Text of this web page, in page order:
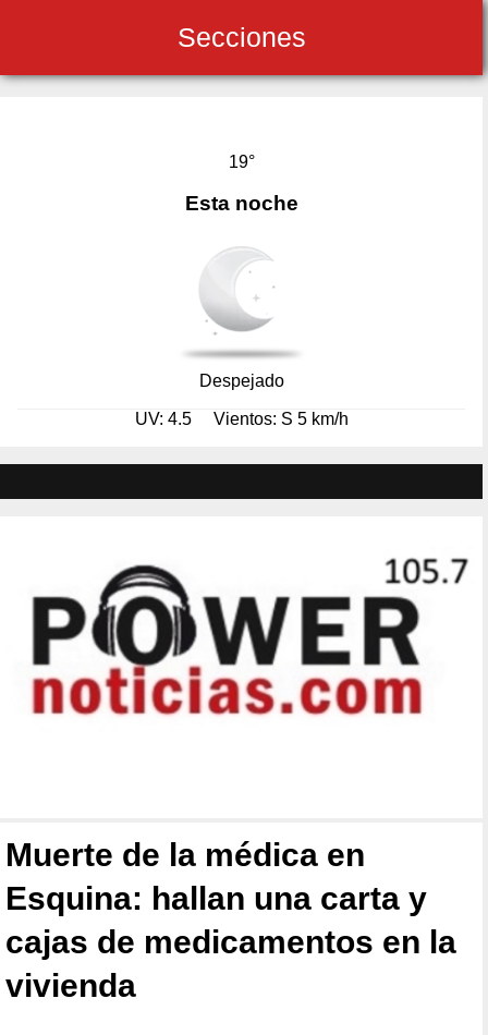
Secciones
19°
Esta noche
Despejado
UV: 4.5 Vientos: S 5 km/h
Muerte de la médica en
Esquina: hallan una carta y
cajas de medicamentos en la
vivienda